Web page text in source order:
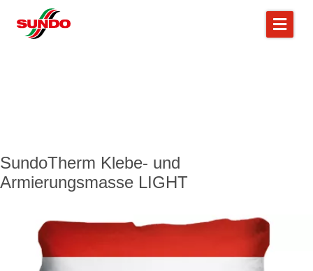
SundoTherm Klebe- und
Armierungsmasse LIGHT